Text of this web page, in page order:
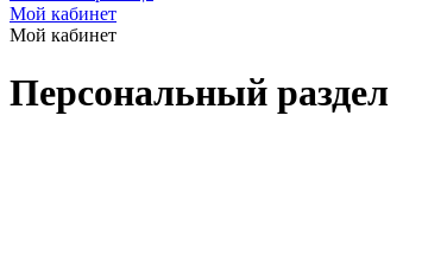
Мой кабинет
Мой кабинет
Персональный раздел